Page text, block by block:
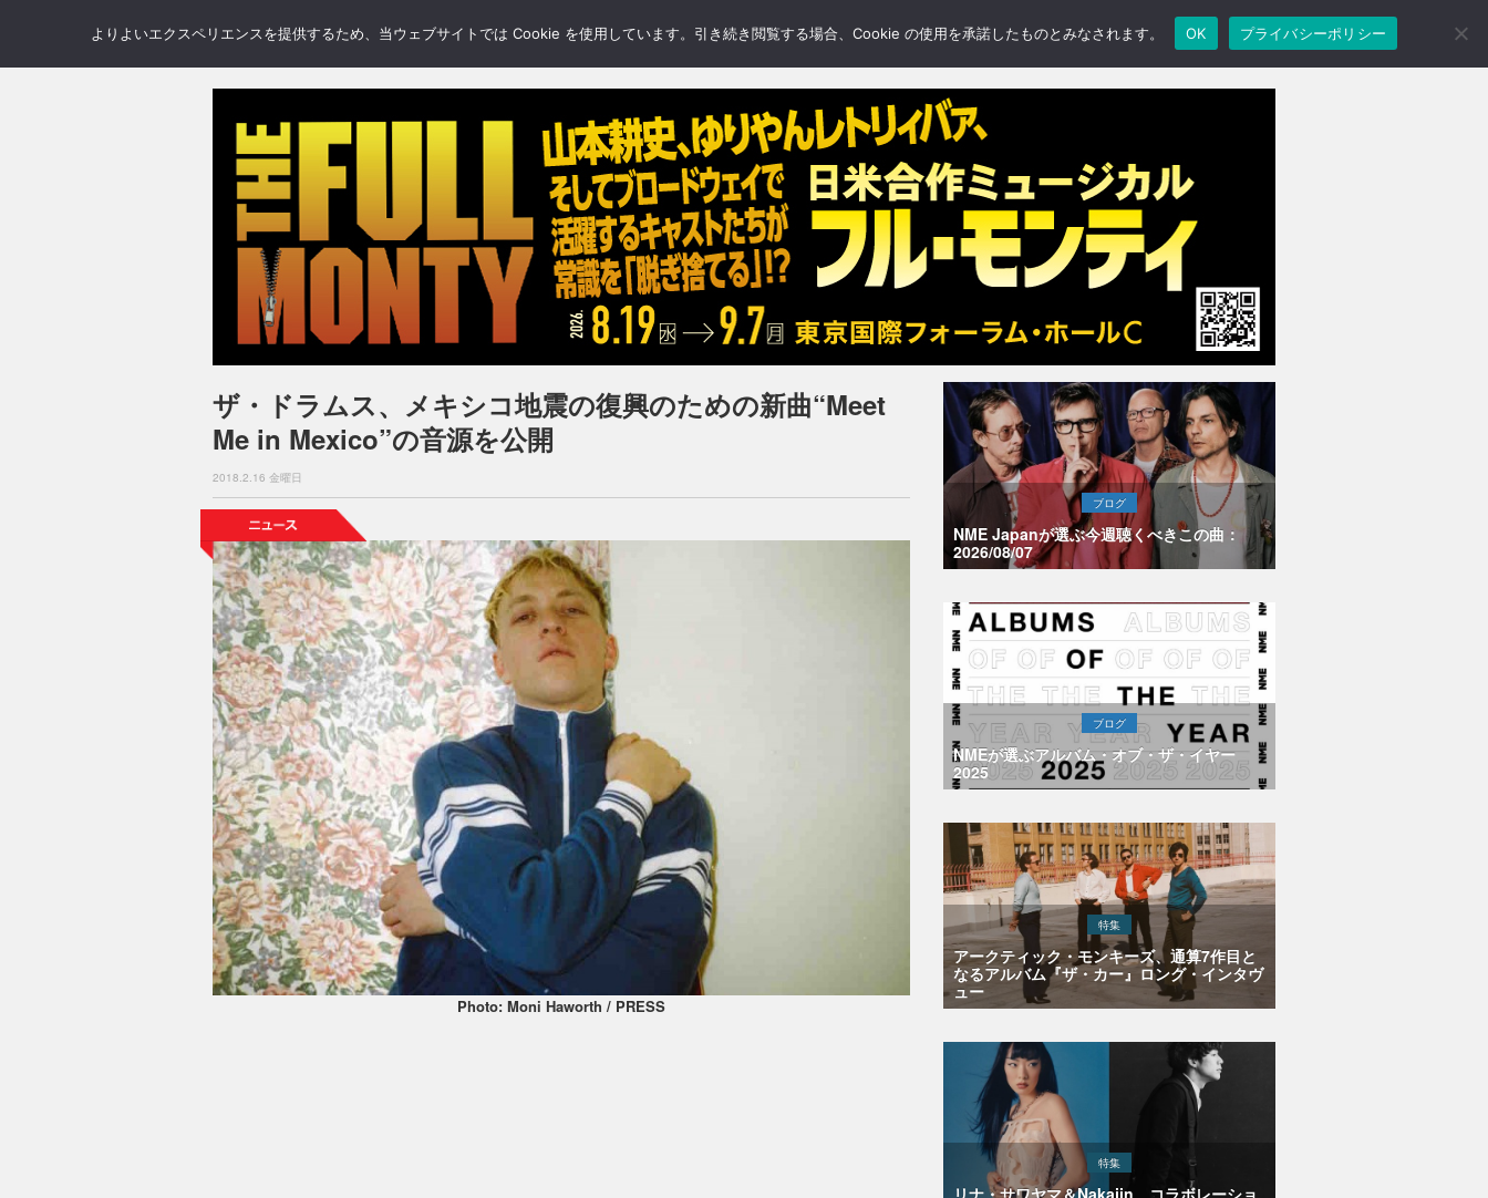
NEWS REVIEWS GALLERY BLOGS FEATURE
ザ・ドラムス、メキシコ地震の復興のための新曲“Meet
Me in Mexico”の音源を公開
2018.2.16 金曜日
Photo: Moni Haworth / PRESS
ブログ
NME Japanが選ぶ今週聴くべきこの曲：
2026/08/07
ブログ
NMEが選ぶアルバム・オブ・ザ・イヤー
2025
特集
アークティック・モンキーズ、通算7作目と
なるアルバム『ザ・カー』ロング・インタヴ
ュー
特集
リナ・サワヤマ＆Nakajin、コラボレーショ
よりよいエクスペリエンスを提供するため、当ウェブサイトでは Cookie を使用しています。引き続き閲覧する場合、Cookie の使用を承諾したものとみなされます。 OK プライバシーポリシー